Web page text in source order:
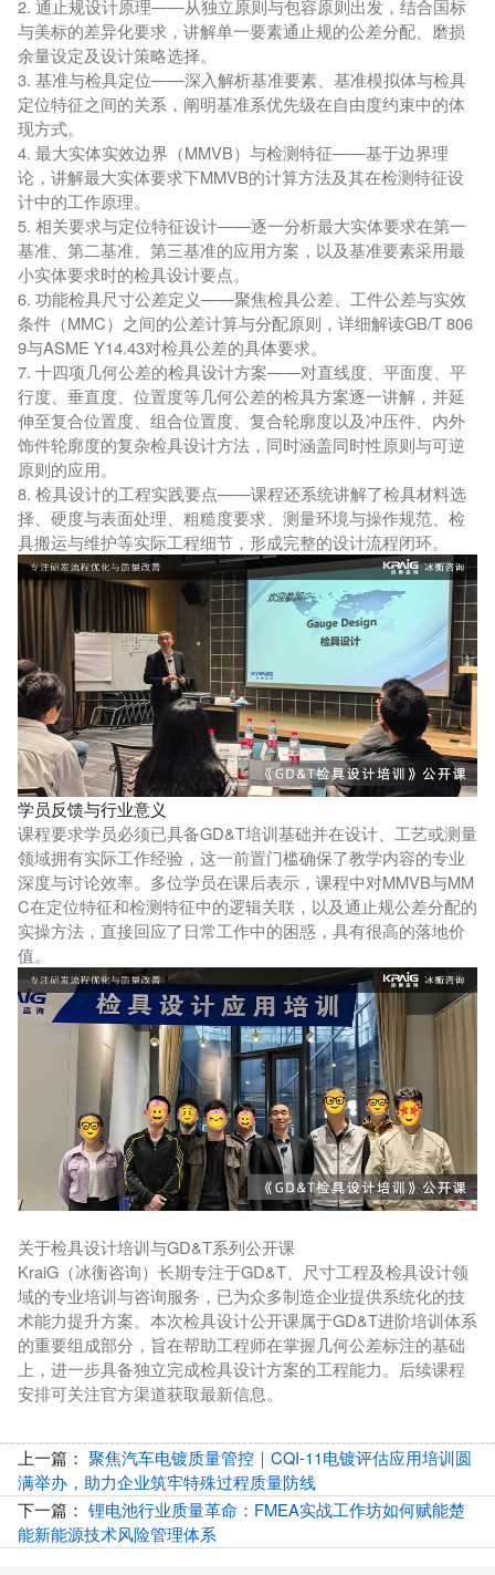
2. 通止规设计原理——从独立原则与包容原则出发，结合国标
与美标的差异化要求，讲解单一要素通止规的公差分配、磨损
余量设定及设计策略选择。
3. 基准与检具定位——深入解析基准要素、基准模拟体与检具
定位特征之间的关系，阐明基准系优先级在自由度约束中的体
现方式。
4. 最大实体实效边界（MMVB）与检测特征——基于边界理
论，讲解最大实体要求下MMVB的计算方法及其在检测特征设
计中的工作原理。
5. 相关要求与定位特征设计——逐一分析最大实体要求在第一
基准、第二基准、第三基准的应用方案，以及基准要素采用最
小实体要求时的检具设计要点。
6. 功能检具尺寸公差定义——聚焦检具公差、工件公差与实效
条件（MMC）之间的公差计算与分配原则，详细解读GB/T 806
9与ASME Y14.43对检具公差的具体要求。
7. 十四项几何公差的检具设计方案——对直线度、平面度、平
行度、垂直度、位置度等几何公差的检具方案逐一讲解，并延
伸至复合位置度、组合位置度、复合轮廓度以及冲压件、内外
饰件轮廓度的复杂检具设计方法，同时涵盖同时性原则与可逆
原则的应用。
8. 检具设计的工程实践要点——课程还系统讲解了检具材料选
择、硬度与表面处理、粗糙度要求、测量环境与操作规范、检
具搬运与维护等实际工程细节，形成完整的设计流程闭环。
学员反馈与行业意义
课程要求学员必须已具备GD&T培训基础并在设计、工艺或测量
领域拥有实际工作经验，这一前置门槛确保了教学内容的专业
深度与讨论效率。多位学员在课后表示，课程中对MMVB与MM
C在定位特征和检测特征中的逻辑关联，以及通止规公差分配的
实操方法，直接回应了日常工作中的困惑，具有很高的落地价
值。
关于检具设计培训与GD&T系列公开课
KraiG（冰衡咨询）长期专注于GD&T、尺寸工程及检具设计领
域的专业培训与咨询服务，已为众多制造企业提供系统化的技
术能力提升方案。本次检具设计公开课属于GD&T进阶培训体系
的重要组成部分，旨在帮助工程师在掌握几何公差标注的基础
上，进一步具备独立完成检具设计方案的工程能力。后续课程
安排可关注官方渠道获取最新信息。
上一篇： 聚焦汽车电镀质量管控｜CQI-11电镀评估应用培训圆
满举办，助力企业筑牢特殊过程质量防线
下一篇： 锂电池行业质量革命：FMEA实战工作坊如何赋能楚
能新能源技术风险管理体系